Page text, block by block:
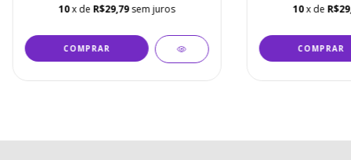
10x de R$29,79sem juros
COMPRAR
10x de
COMPRAR